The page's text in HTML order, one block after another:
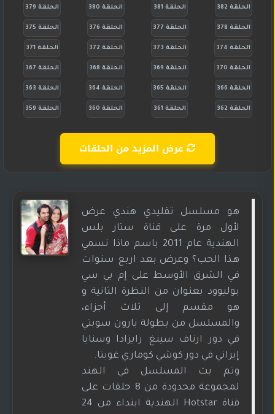
الحلقة 382 الحلقة 381 الحلقة 380 الحلقة 379
الحلقة 378 الحلقة 377 الحلقة 376 الحلقة 375
الحلقة 374 الحلقة 373 الحلقة 372 الحلقة 371
الحلقة 370 الحلقة 369 الحلقة 368 الحلقة 367
الحلقة 366 الحلقة 365 الحلقة 364 الحلقة 363
الحلقة 362 الحلقة 361 الحلقة 360 الحلقة 359
عرض المزيد من الحلقات
هو مسلسل تقليدي هندي عرض
لأول مرة على قناة ستار بلس
الهندية عام 2011 باسم ماذا نسمي
هذا الحب؟ وعرض بعد اربع سنوات
في الشرق الأوسط على إم بي سي
بوليوود بعنوان من النظرة الثانية و
هو مقسم إلى ثلاث أجزاء،
والمسلسل من بطولة بارون سوبتي
في دور ارناف سينغ رايزادا وسنايا
إيراني في دور كوشي كوماري غوبتا.
وتم بث المسلسل في الهند
لمجموعة محدودة من 8 حلقات على
قناة Hotstar الهندية ابتداء من 24